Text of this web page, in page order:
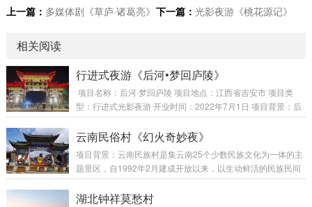
上一篇： 多媒体剧《草庐·诸葛亮》 下一篇： 光影夜游《桃花源记》
相关阅读
行进式夜游《后河•梦回庐陵》
项目名称：后河·梦回庐陵 项目地点：江西省吉安市 项目类
型：行进式光影夜游 开业时间：2022年7月1日 项目背景：后
河，全长24公里，作为连通赣江的城市内河，流淌千年的后河
承载着悠久的庐陵文化。后河两岸店铺林立，商贾云集，成为
化游与城市游、夜间游、赣江水上游相融合，光影创意融合地
域文化及城市内河，打造“出新、出奇、出彩、可持续”夜间文
云南民俗村《幻火奇妙夜》
项目背景：云南民族村是集云南25个少数民族文化为一体的主
题景区，自1992年2月建成开放以来，以生动鲜活的民族民间
文化，展示了云南25个少数民族的建筑艺术、歌舞服饰、文化
风情、宗教信仰和生活习俗，在昆明旅游产业发展和民族团结
湖北钟祥莫愁村